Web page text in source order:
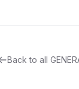
Back to all